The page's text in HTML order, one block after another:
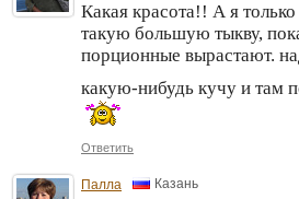
Какая красота!! А я
такую большую тыкву,
порционные вырастают.
какую-нибудь кучу и там
Ответить
Палла Казань